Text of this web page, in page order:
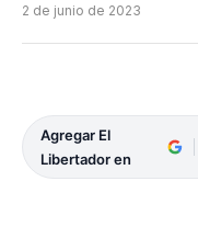
2 de junio de 2023
Agregar El
Libertador en